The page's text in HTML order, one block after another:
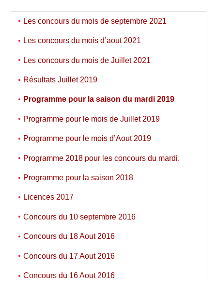
Les concours du mois de septembre 2021
Les concours du mois d’aout 2021
Les concours du mois de Juillet 2021
Résultats Juillet 2019
Programme pour la saison du mardi 2019
Programme pour le mois de Juillet 2019
Programme pour le mois d’Aout 2019
Programme 2018 pour les concours du mardi.
Programme pour la saison 2018
Licences 2017
Concours du 10 septembre 2016
Concours du 18 Aout 2016
Concours du 17 Aout 2016
Concours du 16 Aout 2016